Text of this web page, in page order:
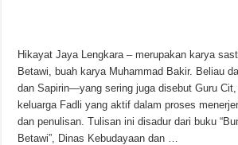
Hikayat Jaya Lengkara – merupakan karya
Betawi, buah karya Muhammad Bakir. Beliau
dan Sapirin—yang sering juga disebut Guru
keluarga Fadli yang aktif dalam proses
dan penulisan. Tulisan ini disadur dari buku
Betawi”, Dinas Kebudayaan dan …